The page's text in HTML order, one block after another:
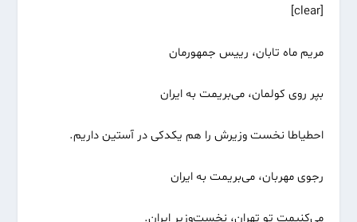
[clear]
مریم ماه تابان، رییس جمهورمان
بپر روی کولمان، می‌بریمت به ایران
احطیاطا نخست وزیرش را هم یکدکی در آستین داریم.
رجوی مهربان، می‌بریمت به ایران
می‌کنیمت تو تهران، نخست‌وزیر ایران.